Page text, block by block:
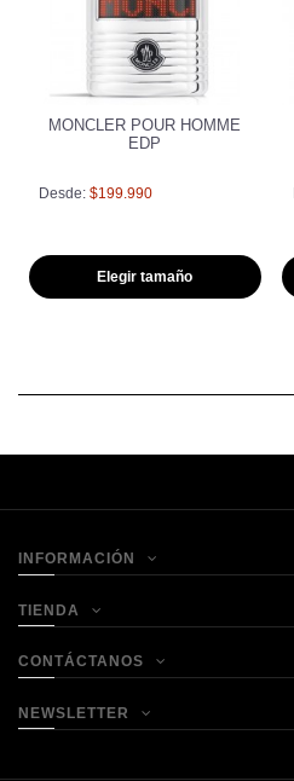
MONCLER POUR HOMME
EDP
Desde: $199.990
Elegir tamaño
INFORMACIÓN
TIENDA
CONTÁCTANOS
NEWSLETTER